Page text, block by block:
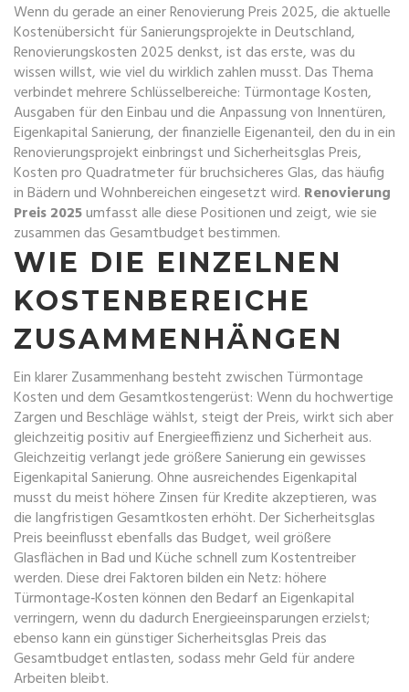
Wenn du gerade an einerRenovierung Preis 2025, die aktuelle
Kostenübersicht für Sanierungsprojekte in Deutschland,
Renovierungskosten 2025 denkst, ist das erste, was du
wissen willst, wie viel du wirklich zahlen musst. Das Thema
verbindet mehrere Schlüsselbereiche: Türmontage Kosten,
Ausgaben für den Einbau und die Anpassung von Innentüren,
Eigenkapital Sanierung, der finanzielle Eigenanteil, den du in ein
Renovierungsprojekt einbringstundSicherheitsglas Preis,
Kosten pro Quadratmeter für bruchsicheres Glas, das häufig
in Bädern und Wohnbereichen eingesetzt wird. Renovierung
Preis 2025umfasst alle diese Positionen und zeigt, wie sie
zusammen das Gesamtbudget bestimmen.
WIE DIE EINZELNEN
KOSTENBEREICHE
ZUSAMMENHÄNGEN
Ein klarer Zusammenhang besteht zwischen Türmontage
Kostenund dem Gesamtkostengerüst: Wenn du hochwertige
Zargen und Beschläge wählst, steigt der Preis, wirkt sich aber
gleichzeitig positiv auf Energieeffizienz und Sicherheit aus.
Gleichzeitig verlangt jede größere Sanierung ein gewisses
Eigenkapital Sanierung. Ohne ausreichendes Eigenkapital
musst du meist höhere Zinsen für Kredite akzeptieren, was
die langfristigen Gesamtkosten erhöht. DerSicherheitsglas
Preisbeeinflusst ebenfalls das Budget, weil größere
Glasflächen in Bad und Küche schnell zum Kostentreiber
werden. Diese drei Faktoren bilden ein Netz: höhere
Türmontage‑Kosten können den Bedarf an Eigenkapital
verringern, wenn du dadurch Energieeinsparungen erzielst;
ebenso kann ein günstiger Sicherheitsglas Preis das
Gesamtbudget entlasten, sodass mehr Geld für andere
Arbeiten bleibt.